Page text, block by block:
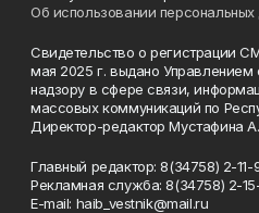
Об использовании персональных
Свидетельство о регистрации
мая 2025 г. выдано
надзору в сфере связи,
массовых коммуникаций по
Директор-редактор Мустафина
Главный редактор: 8(34758) 2-11-
Рекламная служба: 8(34758) 2-
Е-mаil: haib_vestnik@mail.ru